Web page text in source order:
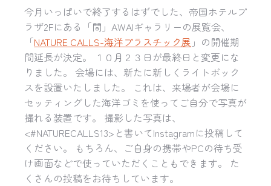
今月いっぱいで終了するはずでした、帝国ホテルプ
ラザ2Fにある「間」AWAIギャラリーの展覧会、
「NATURE CALLS-海洋プラスチック展 」の開催期
間延長が決定。 １０月２３日が最終日と変更にな
りました。 会場には、新たに新しくライトボック
スを設置いたしました。 これは、来場者が会場に
セッティングした海洋ゴミを使ってご自分で写真が
撮れる装置です。 撮影した写真は、
<#NATURECALLS13>と書いてInstagramに投稿して
ください。 もちろん、ご自身の携帯やPCの待ち受
け画面などで使っていただくこともできます。 た
くさんの投稿をお待ちしています。